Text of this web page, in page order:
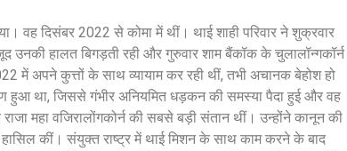
वह दिसंबर 2022 से कोमा में थीं। थाई शाही परिवार ने शुक्रवार
उनकी हालत बिगड़ती रही और गुरुवार शाम बैंकॉक के चुलालॉन्गकॉर्न
में अपने कुत्तों के साथ व्यायाम कर रही थीं, तभी अचानक बेहोश हो
हुआ था, जिससे गंभीर अनियमित धड़कन की समस्या पैदा हुई और वह
महा वजिरालोंगकोर्न की सबसे बड़ी संतान थीं। उन्होंने कानून की
हासिल कीं। संयुक्त राष्ट्र में थाई मिशन के साथ काम करने के बाद